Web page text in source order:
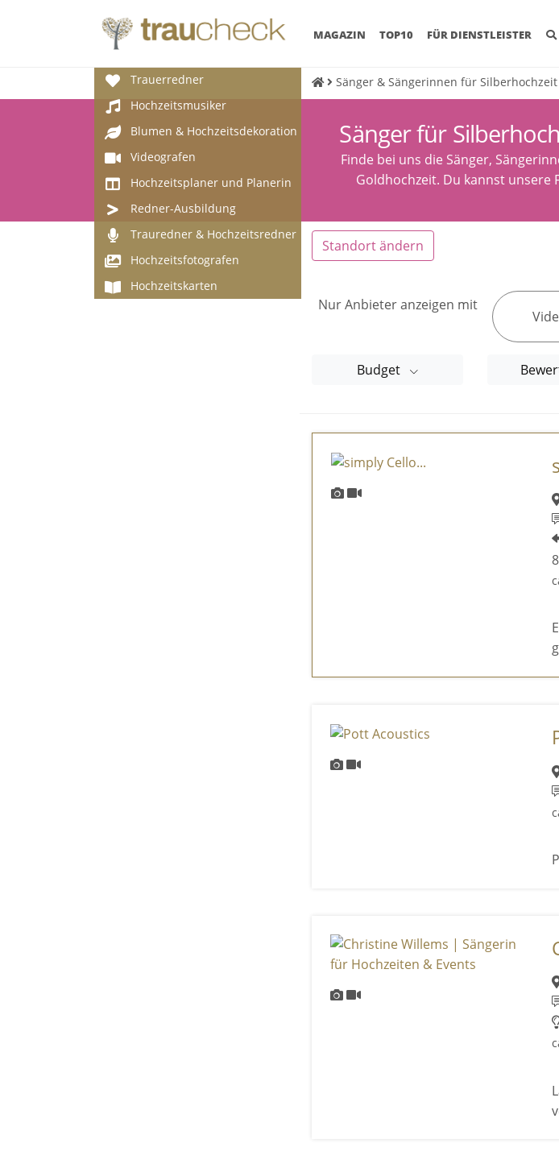
MAGAZIN (CURRENT)
TOP10 FÜR DIENSTLEISTER
Trauerredner
Hochzeitsmusiker
Blumen & Hochzeitsdekoration
Videografen
Hochzeitsplaner und Planerin
Redner-Ausbildung
Trauredner & Hochzeitsredner
Hochzeitsfotografen
Hochzeitskarten
Sänger & Sängerinnen für
Sänger für
Finde bei uns die Sänger,
Goldhochzeit. Du kannst unsere
Standort ändern
Nur Anbieter anzeigen mit
Budget